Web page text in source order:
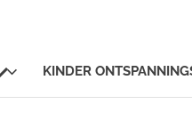
SUBMENUKINDER